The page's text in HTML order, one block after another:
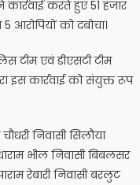
करते हुए 51 हजार
को दबोचा।
टीम एवं डीएसटी टीम
इस कार्रवाई को संयुक्त रूप
निवासी सिलौया
भील निवासी बिबलसर
रेबारी निवासी बरलुट